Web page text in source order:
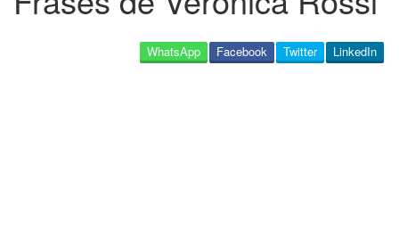
LinkedIn
Twitter
Facebook
WhatsApp